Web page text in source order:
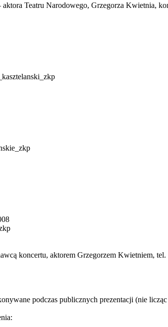
Teatru Narodowego, Grzegorza Kwietnia,
koncertu, aktorem Grzegorzem Kwietniem,
podczas publicznych prezentacji (nie